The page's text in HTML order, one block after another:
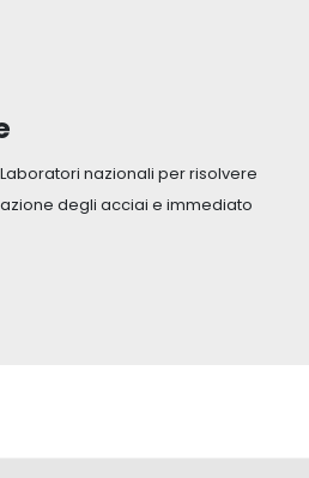
nazionali per risolvere
degli acciai e immediato